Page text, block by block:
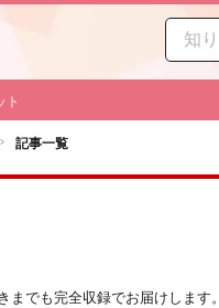
ト
記事一覧
でも完全収録でお届けします。